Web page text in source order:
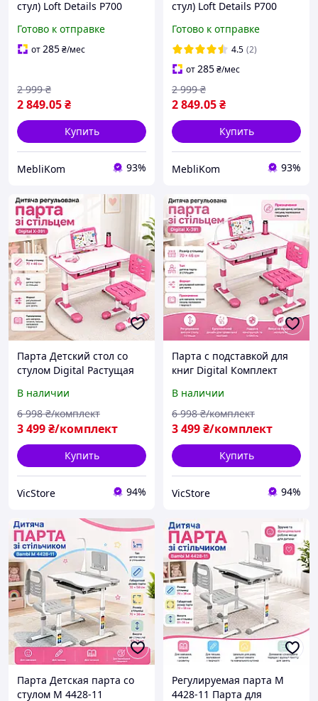
стул) Loft Details P700
Готово к отправке
от285₴/мес
2 849.05₴
2 999 ₴
Купить
MebliKom 93%
стул) Loft Details P700
Готово к отправке
4.5 (2)
от285₴/мес
2 849.05₴
2 999 ₴
Купить
MebliKom 93%
Парта Детский стол со
стулом Digital Растущая
школьника Парта для
детей Детский
письменный стол 70 см
В наличии
3 499₴/комплект
6 998 ₴/комплект
Купить
VicStore 94%
Парта с подставкой для
книг Digital Комплект
учебы с лампой Парта
для обучения Школьная
парта 70 см
В наличии
3 499₴/комплект
6 998 ₴/комплект
Купить
VicStore 94%
Парта Детская парта со
стулом M 4428-11
Регулируемая парта M
4428-11 Парта для